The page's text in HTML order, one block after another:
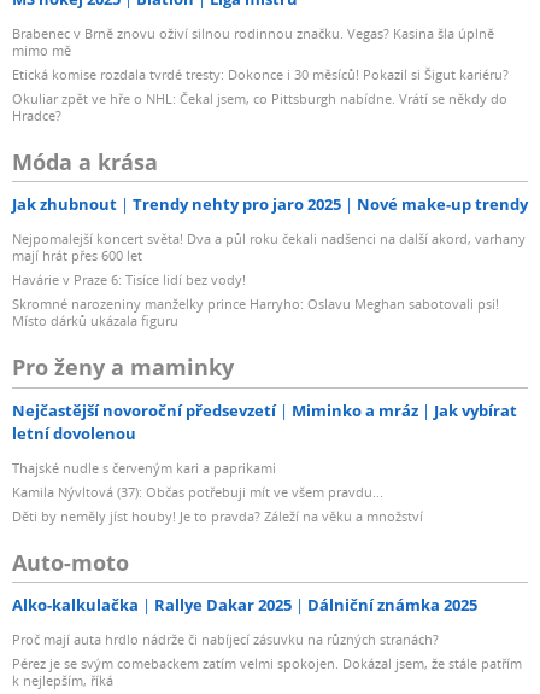
Brabenec v Brně znovu oživí silnou rodinnou značku. Vegas? Kasina šla úplně
mimo mě
Etická komise rozdala tvrdé tresty: Dokonce i 30 měsíců! Pokazil si Šigut kariéru?
Okuliar zpět ve hře o NHL: Čekal jsem, co Pittsburgh nabídne. Vrátí se někdy do
Hradce?
Móda a krása
Jak zhubnout Trendy nehty pro jaro 2025 Nové make-up trendy
Nejpomalejší koncert světa! Dva a půl roku čekali nadšenci na další akord, varhany
mají hrát přes 600 let
Havárie v Praze 6: Tisíce lidí bez vody!
Skromné narozeniny manželky prince Harryho: Oslavu Meghan sabotovali psi!
Místo dárků ukázala figuru
Pro ženy a maminky
Nejčastější novoroční předsevzetí Miminko a mráz
Jak vybírat
letní dovolenou
Thajské nudle s červeným kari a paprikami
Kamila Nývltová (37): Občas potřebuji mít ve všem pravdu...
Děti by neměly jíst houby! Je to pravda? Záleží na věku a množství
Auto-moto
Alko-kalkulačka Rallye Dakar 2025 Dálniční známka 2025
Proč mají auta hrdlo nádrže či nabíjecí zásuvku na různých stranách?
Pérez je se svým comebackem zatím velmi spokojen. Dokázal jsem, že stále patřím
k nejlepším, říká